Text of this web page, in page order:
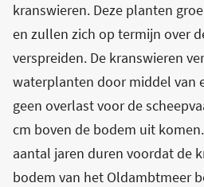
kranswieren. Deze planten
en zullen zich op termijn over
verspreiden. De kranswieren
waterplanten door middel van
geen overlast voor de
cm boven de bodem uit
aantal jaren duren voordat de
bodem van het Oldambtmeer